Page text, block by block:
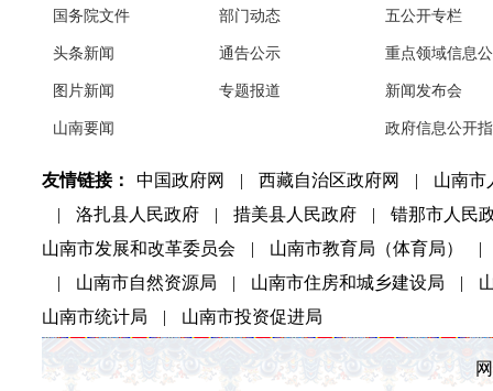
国务院文件
头条新闻
图片新闻
山南要闻
部门动态
通告公示
专题报道
五公开专栏
重点领域信息
新闻发布会
政府信息公开
友情链接： 中国政府网 | 西藏自治区政府网 |
山南市
|
洛扎县人民政府 | 措美县人民政府 |
错那市人民
山南市发展和改革委员会
| 山南市教育局（体育局）
|
|
山南市自然资源局 | 山南市住房和城乡建设局 |
山南市统计局
| 山南市投资促进局